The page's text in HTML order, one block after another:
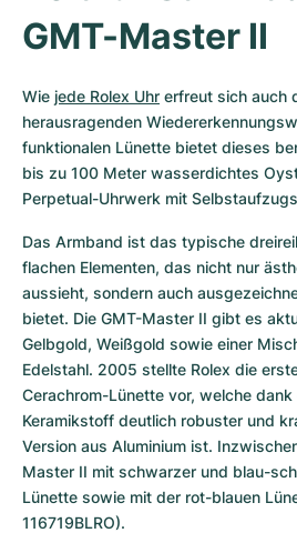
GMT-Master II
Wie jede Rolex Uhr erfreut sich auch
herausragenden
funktionalen Lünette bietet dieses
bis zu 100 Meter wasserdichtes
Perpetual-Uhrwerk mit
Das Armband ist das typische
flachen Elementen, das nicht nur
aussieht, sondern auch
bietet. Die GMT-Master II gibt es
Gelbgold, Weißgold sowie einer
Edelstahl. 2005 stellte Rolex die
Cerachrom-Lünette vor, welche
Keramikstoff deutlich robuster und
Version aus Aluminium ist.
Master II mit schwarzer und blau-
Lünette sowie mit der rot-blauen
116719BLRO).